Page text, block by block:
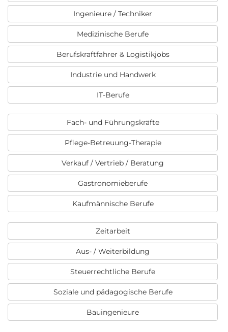
Ingenieure / Techniker
Medizinische Berufe
Berufskraftfahrer & Logistikjobs
Industrie und Handwerk
IT-Berufe
Fach- und Führungskräfte
Pflege-Betreuung-Therapie
Verkauf / Vertrieb / Beratung
Gastronomieberufe
Kaufmännische Berufe
Zeitarbeit
Aus- / Weiterbildung
Steuerrechtliche Berufe
Soziale und pädagogische Berufe
Bauingenieure